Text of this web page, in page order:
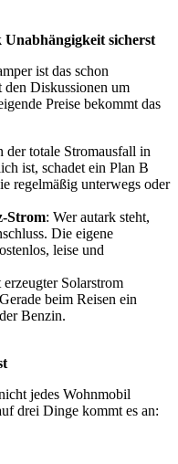
sicherst
ist das schon
den Diskussionen um
Preise bekommt das
der totale Stromausfall in
ist, schadet ein Plan B
regelmäßig unterwegs oder
Strom: Wer autark steht,
Die eigene
leise und
erzeugter Solarstrom
beim Reisen ein
Benzin.
jedes Wohnmobil
drei Dinge kommt es an: